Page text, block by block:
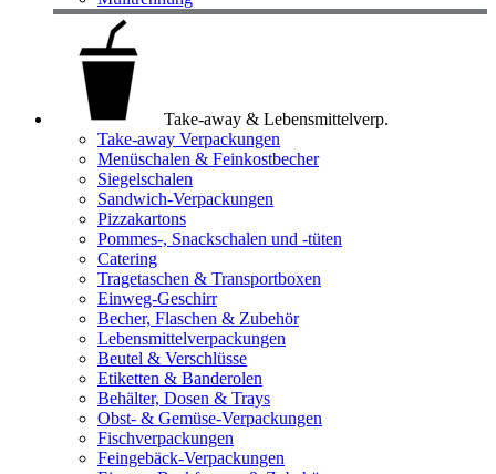
Take-away & Lebensmittelverp.
Take-away Verpackungen
Menüschalen & Feinkostbecher
Siegelschalen
Sandwich-Verpackungen
Pizzakartons
Pommes-, Snackschalen und -tüten
Catering
Tragetaschen & Transportboxen
Einweg-Geschirr
Becher, Flaschen & Zubehör
Lebensmittelverpackungen
Beutel & Verschlüsse
Etiketten & Banderolen
Behälter, Dosen & Trays
Obst- & Gemüse-Verpackungen
Fischverpackungen
Feingebäck-Verpackungen